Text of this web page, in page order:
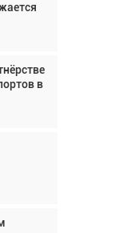
в
Дэйв
сама